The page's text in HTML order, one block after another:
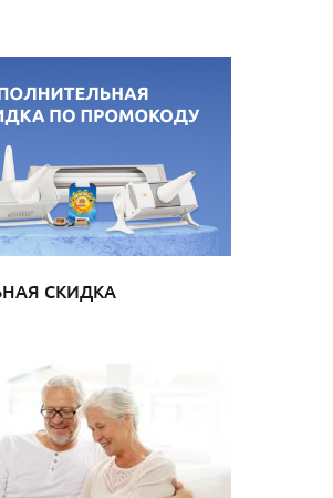
СКИДКА